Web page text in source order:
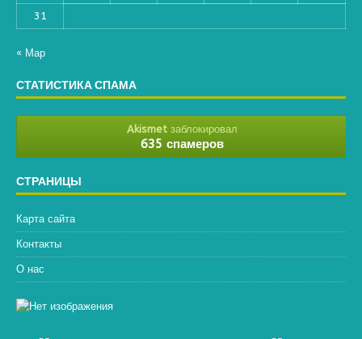
31
« Мар
СТАТИСТИКА СПАМА
Akismetзаблокировал
635 спамеров
СТРАНИЦЫ
Карта сайта
Контакты
О нас